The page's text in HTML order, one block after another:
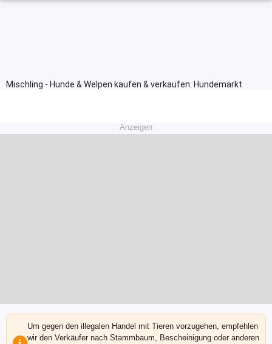
Mischling - Hunde & Welpen kaufen & verkaufen: Hundemarkt
Anzeigen
Um gegen den illegalen Handel mit Tieren vorzugehen, empfehlen
wir den Verkäufer nach Stammbaum, Bescheinigung oder anderen